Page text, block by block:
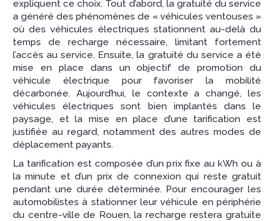
expliquent ce choix. Tout d’abord, la gratuité du service
a généré des phénomènes de « véhicules ventouses »
où des véhicules électriques stationnent au-delà du
temps de recharge nécessaire, limitant fortement
l’accès au service. Ensuite, la gratuité du service a été
mise en place dans un objectif de promotion du
véhicule électrique pour favoriser la mobilité
décarbonée. Aujourd’hui, le contexte a changé, les
véhicules électriques sont bien implantés dans le
paysage, et la mise en place d’une tarification est
justifiée au regard, notamment des autres modes de
déplacement payants.
La tarification est composée d’un prix fixe au kWh ou à
la minute et d’un prix de connexion qui reste gratuit
pendant une durée déterminée. Pour encourager les
automobilistes à stationner leur véhicule en périphérie
du centre-ville de Rouen, la recharge restera gratuite